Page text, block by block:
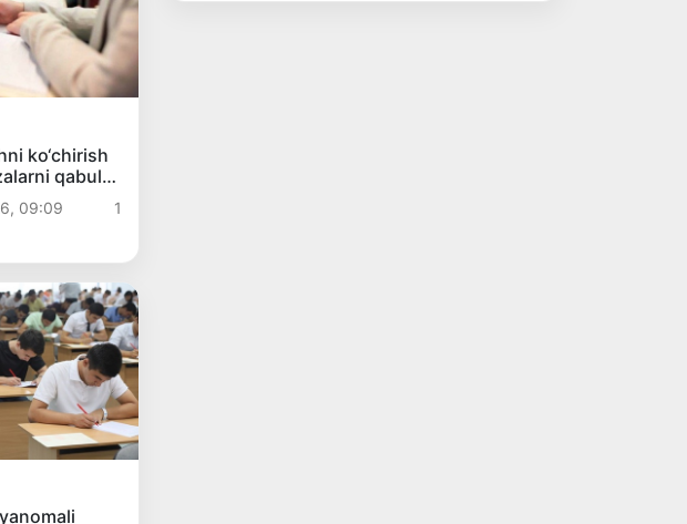
ko‘chirish
qabul
kuni
09:09
1